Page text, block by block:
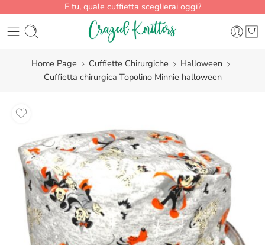
E tu, quale cuffietta sceglierai oggi?
Home Page Cuffiette Chirurgiche
Halloween
Cuffietta chirurgica Topolino Minnie halloween